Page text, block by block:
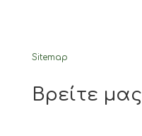
Sitemap
Βρείτε μας